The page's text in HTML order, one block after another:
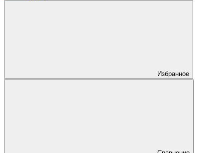
Избранное